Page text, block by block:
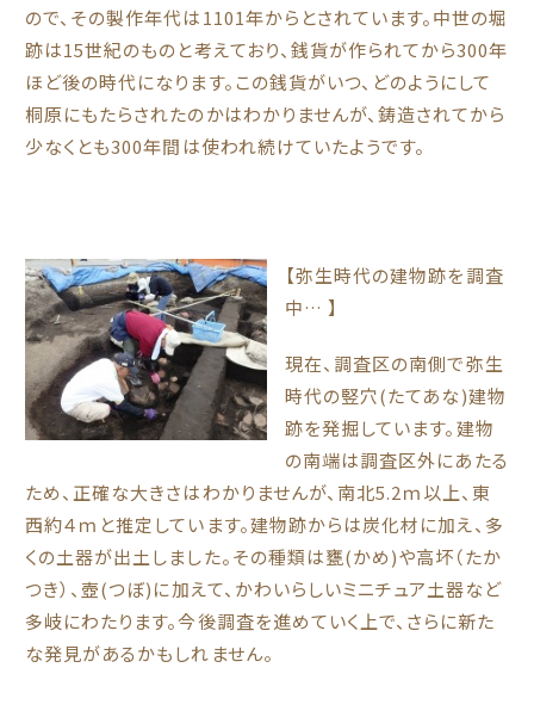
ので、その製作年代は1101年からとされています。中世の堀
跡は15世紀のものと考えており、銭貨が作られてから300年
ほど後の時代になります。この銭貨がいつ、どのようにして
桐原にもたらされたのかはわかりませんが、鋳造されてから
少なくとも300年間は使われ続けていたようです。
【弥生時代の建物跡を調査
中… 】
現在、調査区の南側で弥生
時代の竪穴(たてあな)建物
跡を発掘しています。建物
の南端は調査区外にあたる
ため、正確な大きさはわかりませんが、南北5.2ｍ以上、東
西約４ｍと推定しています。建物跡からは炭化材に加え、多
くの土器が出土しました。その種類は甕(かめ)や高坏（たか
つき）、壺(つぼ)に加えて、かわいらしいミニチュア土器など
多岐にわたります。今後調査を進めていく上で、さらに新た
な発見があるかもしれません。